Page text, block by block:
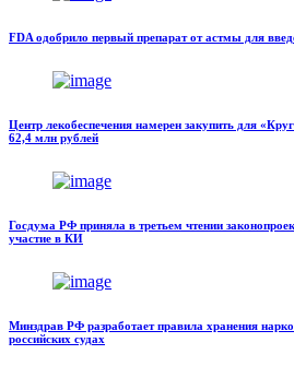
FDA одобрило первый препарат от астмы для
Центр лекобеспечения намерен закупить для
62,4 млн рублей
Госдума РФ приняла в третьем чтении
участие в КИ
Минздрав РФ разработает правила хранения
российских судах